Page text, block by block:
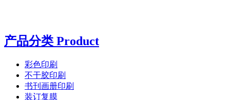
产品分类 Product
彩色印刷
不干胶印刷
书刊画册印刷
装订复膜